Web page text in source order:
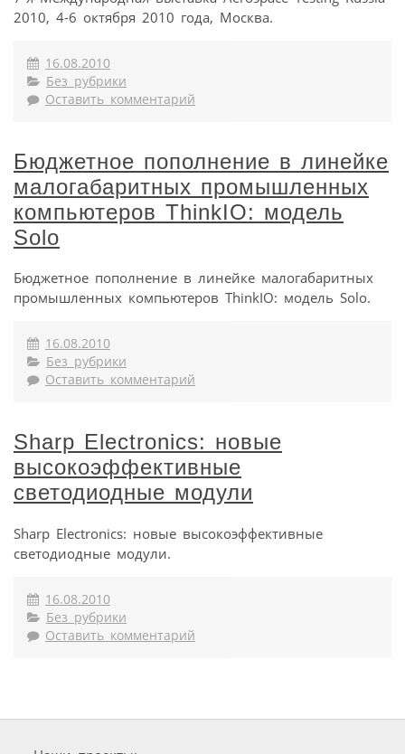
2010, 4-6 октября 2010 года, Москва.
16.08.2010
Без рубрики
Оставить комментарий
Бюджетное пополнение в линейке
малогабаритных промышленных
компьютеров ThinkIO: модель
Solo
Бюджетное пополнение в линейке малогабаритных
промышленных компьютеров ThinkIO: модель Solo.
16.08.2010
Без рубрики
Оставить комментарий
Sharp Electronics: новые
высокоэффективные
светодиодные модули
Sharp Electronics: новые высокоэффективные
светодиодные модули.
16.08.2010
Без рубрики
Оставить комментарий